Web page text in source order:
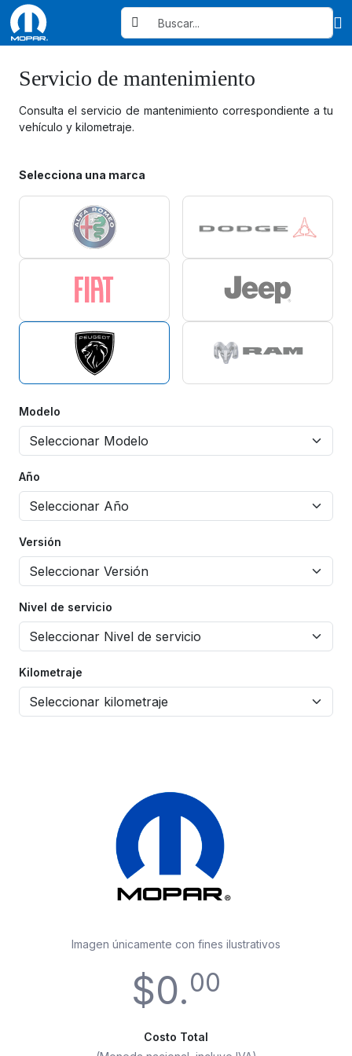
Servicio de mantenimiento
Consulta el servicio de mantenimiento correspondiente a tu
vehículo y kilometraje.
Selecciona una marca
Modelo
Año
Versión
Nivel de servicio
Kilometraje
Imagen únicamente con fines ilustrativos
$0.00
Costo Total